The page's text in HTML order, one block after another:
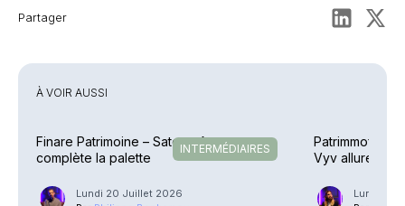
Partager
À VOIR AUSSI
INTERMÉDIAIRES
Finare Patrimoine – Sateco Assurance
complète la palette
Lundi 20 Juillet 2026
Patrimmofi –
Vyv allure
Lundi 13